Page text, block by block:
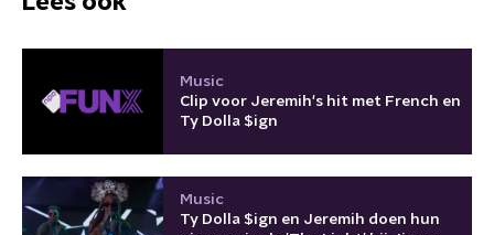
Music
Clip voor Jeremih's hit met French en
Ty Dolla $ign
Music
Ty Dolla $ign en Jeremih doen hun